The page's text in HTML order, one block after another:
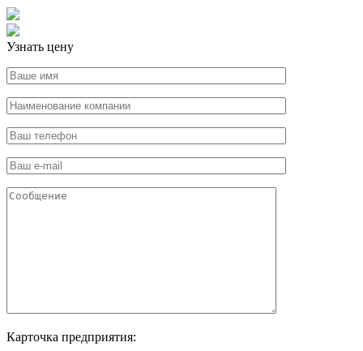
Узнать цену
Карточка предприятия: